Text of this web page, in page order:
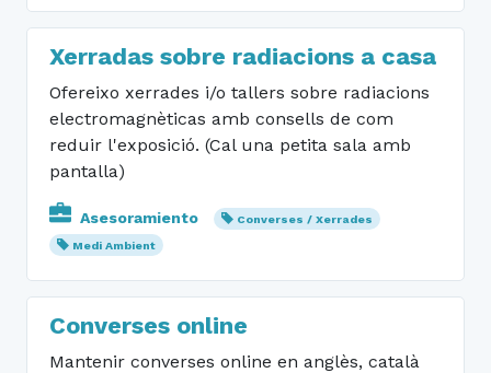
Xerradas sobre radiacions a casa
Ofereixo xerrades i/o tallers sobre radiacions
electromagnèticas amb consells de com
reduir l'exposició. (Cal una petita sala amb
pantalla)
Asesoramiento
Converses / Xerrades
Medi Ambient
Converses online
Mantenir converses online en anglès, català